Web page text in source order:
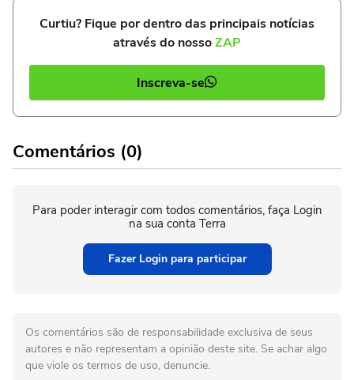
Curtiu? Fique por dentro das principais notícias
através do nossoZAP
Inscreva-se
Comentários (0)
Para poder interagir com todos comentários, faça Login
na sua conta Terra
Fazer Login para participar
Os comentários são de responsabilidade exclusiva de seus
autores e não representam a opinião deste site. Se achar algo
que viole os termos de uso, denuncie.